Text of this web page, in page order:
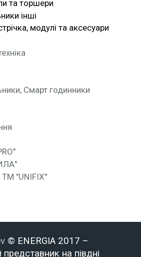
та торшери
інші
модулі та аксесуари
Смарт годинники
ТМ "UNIFIX"
© ENERGIA 2017 –
представник на півдні